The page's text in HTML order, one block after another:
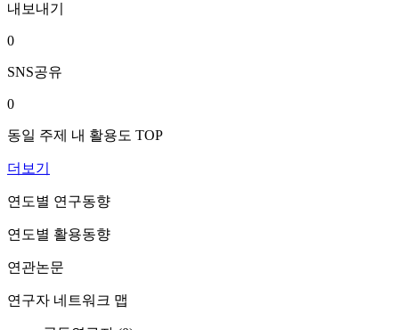
내보내기
0
SNS공유
0
동일 주제 내 활용도 TOP
더보기
연도별 연구동향
연도별 활용동향
연관논문
연구자 네트워크 맵